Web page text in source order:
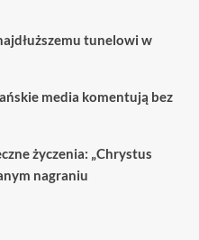
tunelowi w
media komentują bez
życzenia: „Chrystus
nagraniu